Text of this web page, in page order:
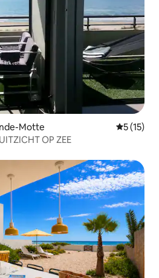
Motte
5 (15)
OP ZEE